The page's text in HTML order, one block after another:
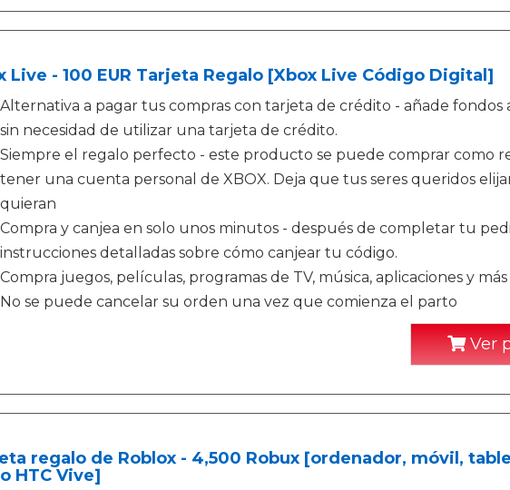
Live - 100 EUR Tarjeta Regalo [Xbox Live Código Digital]
Alternativa a pagar tus compras con tarjeta de crédito - añade fondos
sin necesidad de utilizar una tarjeta de crédito.
Siempre el regalo perfecto - este producto se puede comprar como
tener una cuenta personal de XBOX. Deja que tus seres queridos
quieran
Compra y canjea en solo unos minutos - después de completar tu
instrucciones detalladas sobre cómo canjear tu código.
Compra juegos, películas, programas de TV, música, aplicaciones y
No se puede cancelar su orden una vez que comienza el parto
Ver
regalo de Roblox - 4,500 Robux [ordenador, móvil,
HTC Vive]